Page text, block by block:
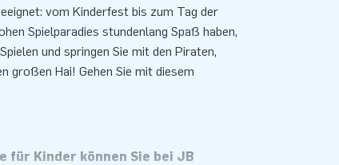
vom Kinderfest bis zum Tag der
Spielparadies stundenlang Spaß haben,
und springen Sie mit den Piraten,
großen Hai! Gehen Sie mit diesem
für Kinder können Sie bei JB